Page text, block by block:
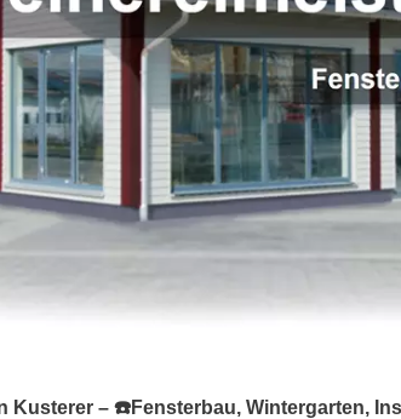
Kusterer – ☎️Fensterbau, Wintergarten,